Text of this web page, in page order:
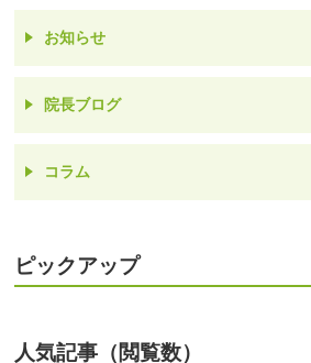
お知らせ
院長ブログ
コラム
ピックアップ
人気記事（閲覧数）